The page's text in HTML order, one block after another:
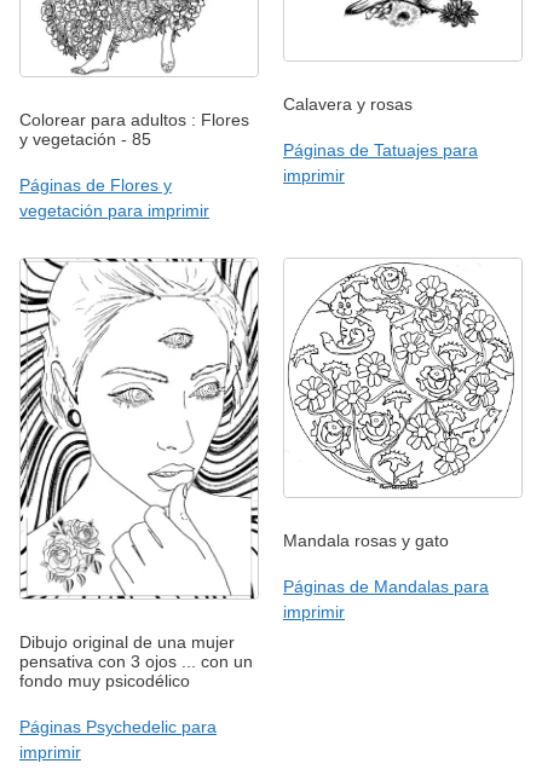
Colorear para adultos : Flores
y vegetación - 85
Páginas de Flores y
vegetación para imprimir
Calavera y rosas
Páginas de Tatuajes para
imprimir
Dibujo original de una mujer
pensativa con 3 ojos ... con un
fondo muy psicodélico
Páginas Psychedelic para
imprimir
Mandala rosas y gato
Páginas de Mandalas para
imprimir